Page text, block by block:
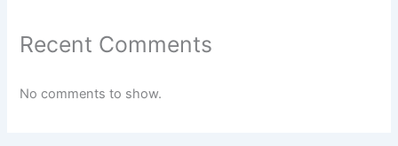
Recent Comments
No comments to show.